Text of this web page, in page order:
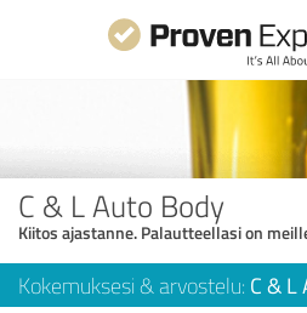
C & L Auto Body
Kiitos ajastanne. Palautteellasi on
Kokemuksesi & arvostelu: C &